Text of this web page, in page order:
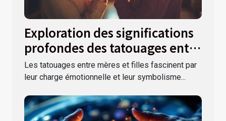
Exploration des significations
profondes des tatouages entre
mères et filles
Les tatouages entre mères et filles fascinent par
leur charge émotionnelle et leur symbolisme...